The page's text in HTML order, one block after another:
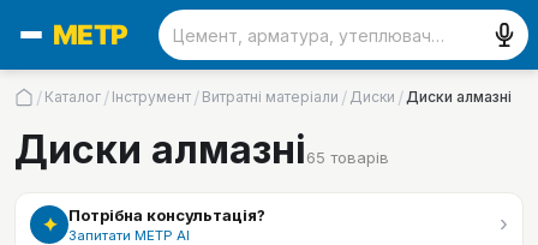
/ Каталог / Інструмент / Витратні матеріали / Диски / Диски алмазні
Диски алмазні65 товарів
✦ Потрібна консультація?
Запитати МЕТР АІ ›